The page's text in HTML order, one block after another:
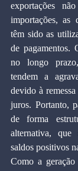
exportações
importações, as
têm sido as
de pagamentos.
no longo
tendem a
devido à
juros. Portanto,
de forma
alternativa,
saldos positivos
Como a geração